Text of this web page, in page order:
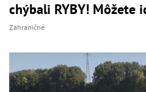
chýbali RYBY! Môžete
Zahraničné